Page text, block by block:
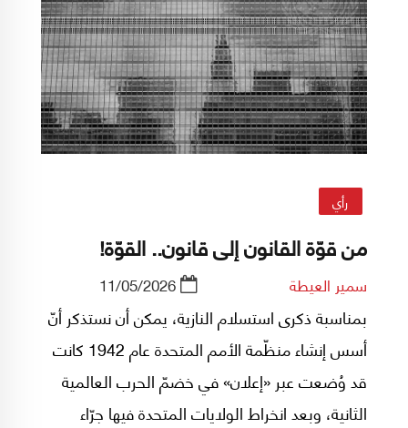
رأي
من قوّة القانون إلى قانون.. القوّة!
سمير العيطة 11/05/2026
بمناسبة ذكرى استسلام النازية، يمكن أن نستذكر أنّ
أسس إنشاء منظّمة الأمم المتحدة عام 1942 كانت
قد وُضعت عبر «إعلان» في خضمّ الحرب العالمية
الثانية، وبعد انخراط الولايات المتحدة فيها جرّاء